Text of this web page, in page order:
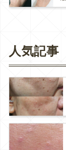
人気記事